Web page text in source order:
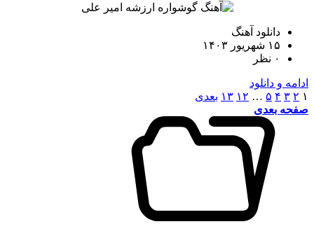
دانلود آهنگ
و دانلود
۴ ۵ … ۱۲ ۱۳ بعدی
بعدی